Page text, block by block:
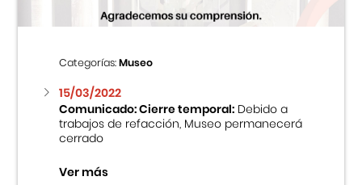
Categorías:Museo
15/03/2022
Comunicado: Cierre temporal:Debido a
trabajos de refacción, Museo permanecerá
cerrado
Ver más